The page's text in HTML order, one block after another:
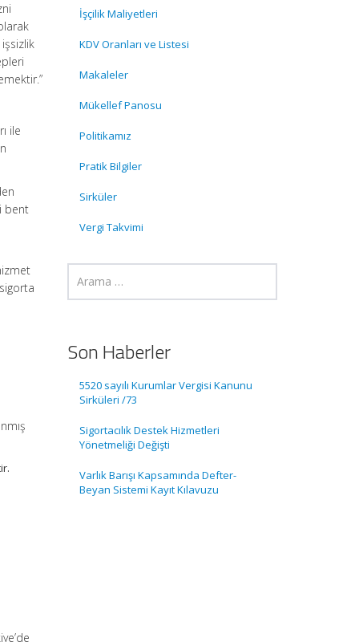
ile
bent
İşçilik Maliyetleri
KDV Oranları ve Listesi
Makaleler
Mükellef Panosu
Politikamız
Pratik Bilgiler
Sirküler
Vergi Takvimi
Son Haberler
5520 sayılı Kurumlar Vergisi Kanunu
Sirküleri /73
Sigortacılık Destek Hizmetleri
Yönetmeliği Değişti
Varlık Barışı Kapsamında Defter-
Beyan Sistemi Kayıt Kılavuzu